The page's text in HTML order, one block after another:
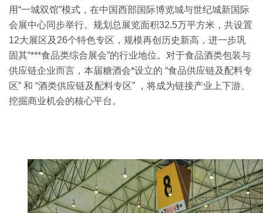
用“一城双馆”模式，在中国西部国际博览城与世纪城新国际
会展中心同步举行。规划总展览面积32.5万平方米，共设置
12大展区及26个特色专区，规模再创历史新高，进一步巩
固其“***食品类综合展会”的行业地位。对于食品酒类包装与
供应链企业而言，本届糖酒会*设立的 “食品供应链及配料专
区” 和 “酒类供应链及配料专区” ，将成为链接产业上下游、
挖掘商业机会的核心平台。